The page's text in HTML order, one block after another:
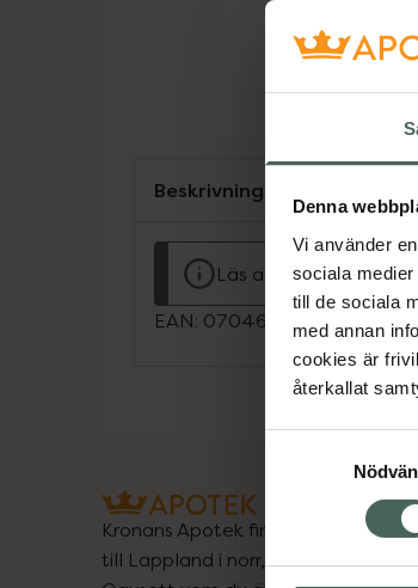
Denna
Vi använder
sociala
till de sociala
med annan
cookies är
återkallat
Beskrivning
Läs alltid
EAN: 07046265983224
Kronans Apotek finns här för dig.
till Lappland i norr, och online i